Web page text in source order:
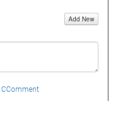
Add New
CComment